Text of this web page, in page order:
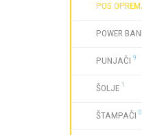
POS
POWER
PUNJAČI 9
ŠOLJE 1
ŠTAMPAČI 0